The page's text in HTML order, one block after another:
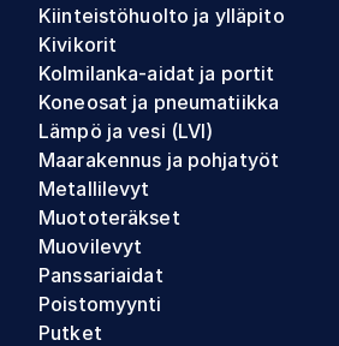
Kiinteistöhuolto ja ylläpito
Kivikorit
Kolmilanka-aidat ja portit
Koneosat ja pneumatiikka
Lämpö ja vesi (LVI)
Maarakennus ja pohjatyöt
Metallilevyt
Muototeräkset
Muovilevyt
Panssariaidat
Poistomyynti
Putket